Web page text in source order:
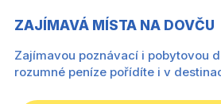
ZAJÍMAVÁ MÍSTA NA DOVČU
Zajímavou poznávací i pobytovou
rozumné peníze pořídíte i v